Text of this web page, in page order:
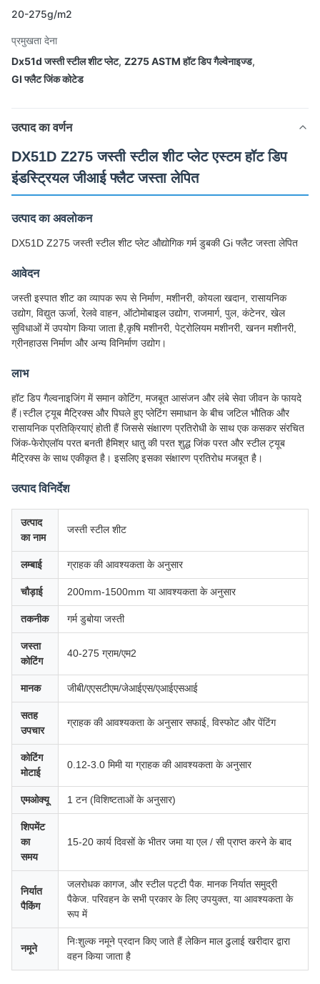
20-275g/m2
प्रमुखता देना
Dx51d जस्ती स्टील शीट प्लेट, Z275 ASTM हॉट डिप गैल्वेनाइज्ड,
GI फ्लैट जिंक कोटेड
उत्पाद का वर्णन
DX51D Z275 जस्ती स्टील शीट प्लेट एस्टम हॉट डिप
इंडस्ट्रियल जीआई फ्लैट जस्ता लेपित
उत्पाद का अवलोकन
DX51D Z275 जस्ती स्टील शीट प्लेट औद्योगिक गर्म डुबकी Gi फ्लैट जस्ता लेपित
आवेदन
जस्ती इस्पात शीट का व्यापक रूप से निर्माण, मशीनरी, कोयला खदान, रासायनिक
उद्योग, विद्युत ऊर्जा, रेलवे वाहन, ऑटोमोबाइल उद्योग, राजमार्ग, पुल, कंटेनर, खेल
सुविधाओं में उपयोग किया जाता है,कृषि मशीनरी, पेट्रोलियम मशीनरी, खनन मशीनरी,
ग्रीनहाउस निर्माण और अन्य विनिर्माण उद्योग।
लाभ
हॉट डिप गैल्वनाइजिंग में समान कोटिंग, मजबूत आसंजन और लंबे सेवा जीवन के फायदे
हैं।स्टील ट्यूब मैट्रिक्स और पिघले हुए प्लेटिंग समाधान के बीच जटिल भौतिक और
रासायनिक प्रतिक्रियाएं होती हैं जिससे संक्षारण प्रतिरोधी के साथ एक कसकर संरचित
जिंक-फेरोएलॉय परत बनती हैमिश्र धातु की परत शुद्ध जिंक परत और स्टील ट्यूब
मैट्रिक्स के साथ एकीकृत है। इसलिए इसका संक्षारण प्रतिरोध मजबूत है।
उत्पाद विनिर्देश
उत्पाद
का नाम
जस्ती स्टील शीट
लम्बाई ग्राहक की आवश्यकता के अनुसार
चौड़ाई 200mm-1500mm या आवश्यकता के अनुसार
तकनीक गर्म डुबोया जस्ती
जस्ता
कोटिंग
40-275 ग्राम/एम2
मानक जीबी/एएसटीएम/जेआईएस/एआईएसआई
सतह
उपचार
ग्राहक की आवश्यकता के अनुसार सफाई, विस्फोट और पेंटिंग
कोटिंग
मोटाई
0.12-3.0 मिमी या ग्राहक की आवश्यकता के अनुसार
एमओक्यू 1 टन (विशिष्टताओं के अनुसार)
शिपमेंट
का
समय
15-20 कार्य दिवसों के भीतर जमा या एल / सी प्राप्त करने के बाद
निर्यात
पैकिंग
जलरोधक कागज, और स्टील पट्टी पैक. मानक निर्यात समुद्री
पैकेज. परिवहन के सभी प्रकार के लिए उपयुक्त, या आवश्यकता के
रूप में
नमूने
निःशुल्क नमूने प्रदान किए जाते हैं लेकिन माल ढुलाई खरीदार द्वारा
वहन किया जाता है